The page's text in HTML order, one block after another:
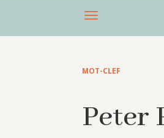
MOT-CLEF
Peter